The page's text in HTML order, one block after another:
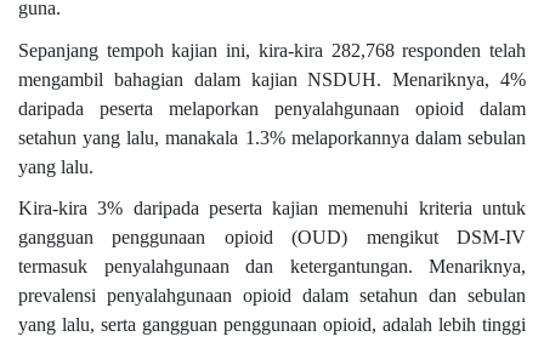
guna.
Sepanjang tempoh kajian ini, kira-kira 282,768 responden telah
mengambil bahagian dalam kajian NSDUH. Menariknya, 4%
daripada peserta melaporkan penyalahgunaan opioid dalam
setahun yang lalu, manakala 1.3% melaporkannya dalam sebulan
yang lalu.
Kira-kira 3% daripada peserta kajian memenuhi kriteria untuk
gangguan penggunaan opioid (OUD) mengikut DSM-IV
termasuk penyalahgunaan dan ketergantungan. Menariknya,
prevalensi penyalahgunaan opioid dalam setahun dan sebulan
yang lalu, serta gangguan penggunaan opioid, adalah lebih tinggi